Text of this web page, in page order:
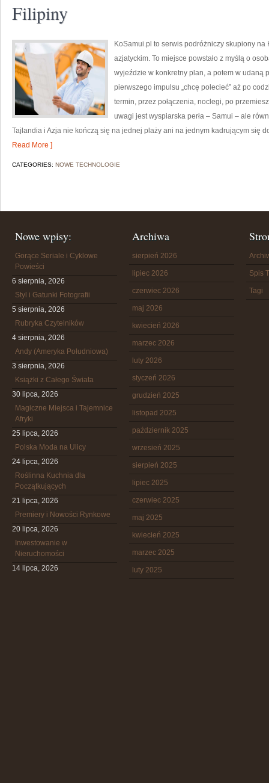
Filipiny
KoSamui.pl to serwis podróżniczy skupiony
azjatyckim. To miejsce powstało z myślą o
wyjeździe w konkretny plan, a potem w udaną
pierwszego impulsu „chcę polecieć” aż po
termin, przez połączenia, noclegi, po
uwagi jest wyspiarska perła – Samui – ale
Tajlandia i Azja nie kończą się na jednej plaży ani na jednym kadrującym się
Read More ]
CATEGORIES: NOWE TECHNOLOGIE
Nowe wpisy:
Gorące Seriale i Cyklowe
Powieści
6 sierpnia, 2026
Styl i Gatunki Fotografii
5 sierpnia, 2026
Rubryka Czytelników
4 sierpnia, 2026
Andy (Ameryka Południowa)
3 sierpnia, 2026
Książki z Całego Świata
30 lipca, 2026
Magiczne Miejsca i Tajemnice
Afryki
25 lipca, 2026
Polska Moda na Ulicy
24 lipca, 2026
Roślinna Kuchnia dla
Początkujących
21 lipca, 2026
Premiery i Nowości Rynkowe
20 lipca, 2026
Inwestowanie w
Nieruchomości
14 lipca, 2026
Archiwa
sierpień 2026
lipiec 2026
czerwiec 2026
maj 2026
kwiecień 2026
marzec 2026
luty 2026
styczeń 2026
grudzień 2025
listopad 2025
październik 2025
wrzesień 2025
sierpień 2025
lipiec 2025
czerwiec 2025
maj 2025
kwiecień 2025
marzec 2025
luty 2025
Spis
Tagi